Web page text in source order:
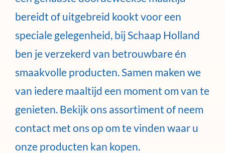
bereidt of uitgebreid kookt voor een
speciale gelegenheid, bij Schaap Holland
ben je verzekerd van betrouwbare én
smaakvolle producten. Samen maken we
van iedere maaltijd een moment om van te
genieten. Bekijk ons assortiment of neem
contact met ons op om te vinden waar u
onze producten kan kopen.